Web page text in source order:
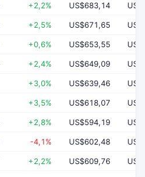
+2,2% US$683,14
+2,5% US$671,65
+0,6% US$653,55
+2,4% US$649,09
+3,0% US$639,46
+3,5% US$618,07
+2,8% US$594,19
-4,1% US$602,48
+2,2% US$609,76